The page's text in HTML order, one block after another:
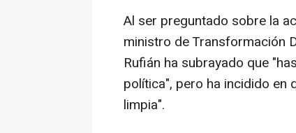
Al ser preguntado sobre la
ministro de Transformación
Rufián ha subrayado que
política", pero ha incidido en
limpia".